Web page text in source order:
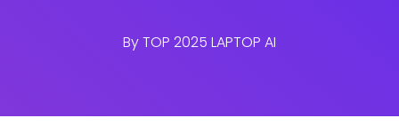
ByTOP 2025 LAPTOP AI